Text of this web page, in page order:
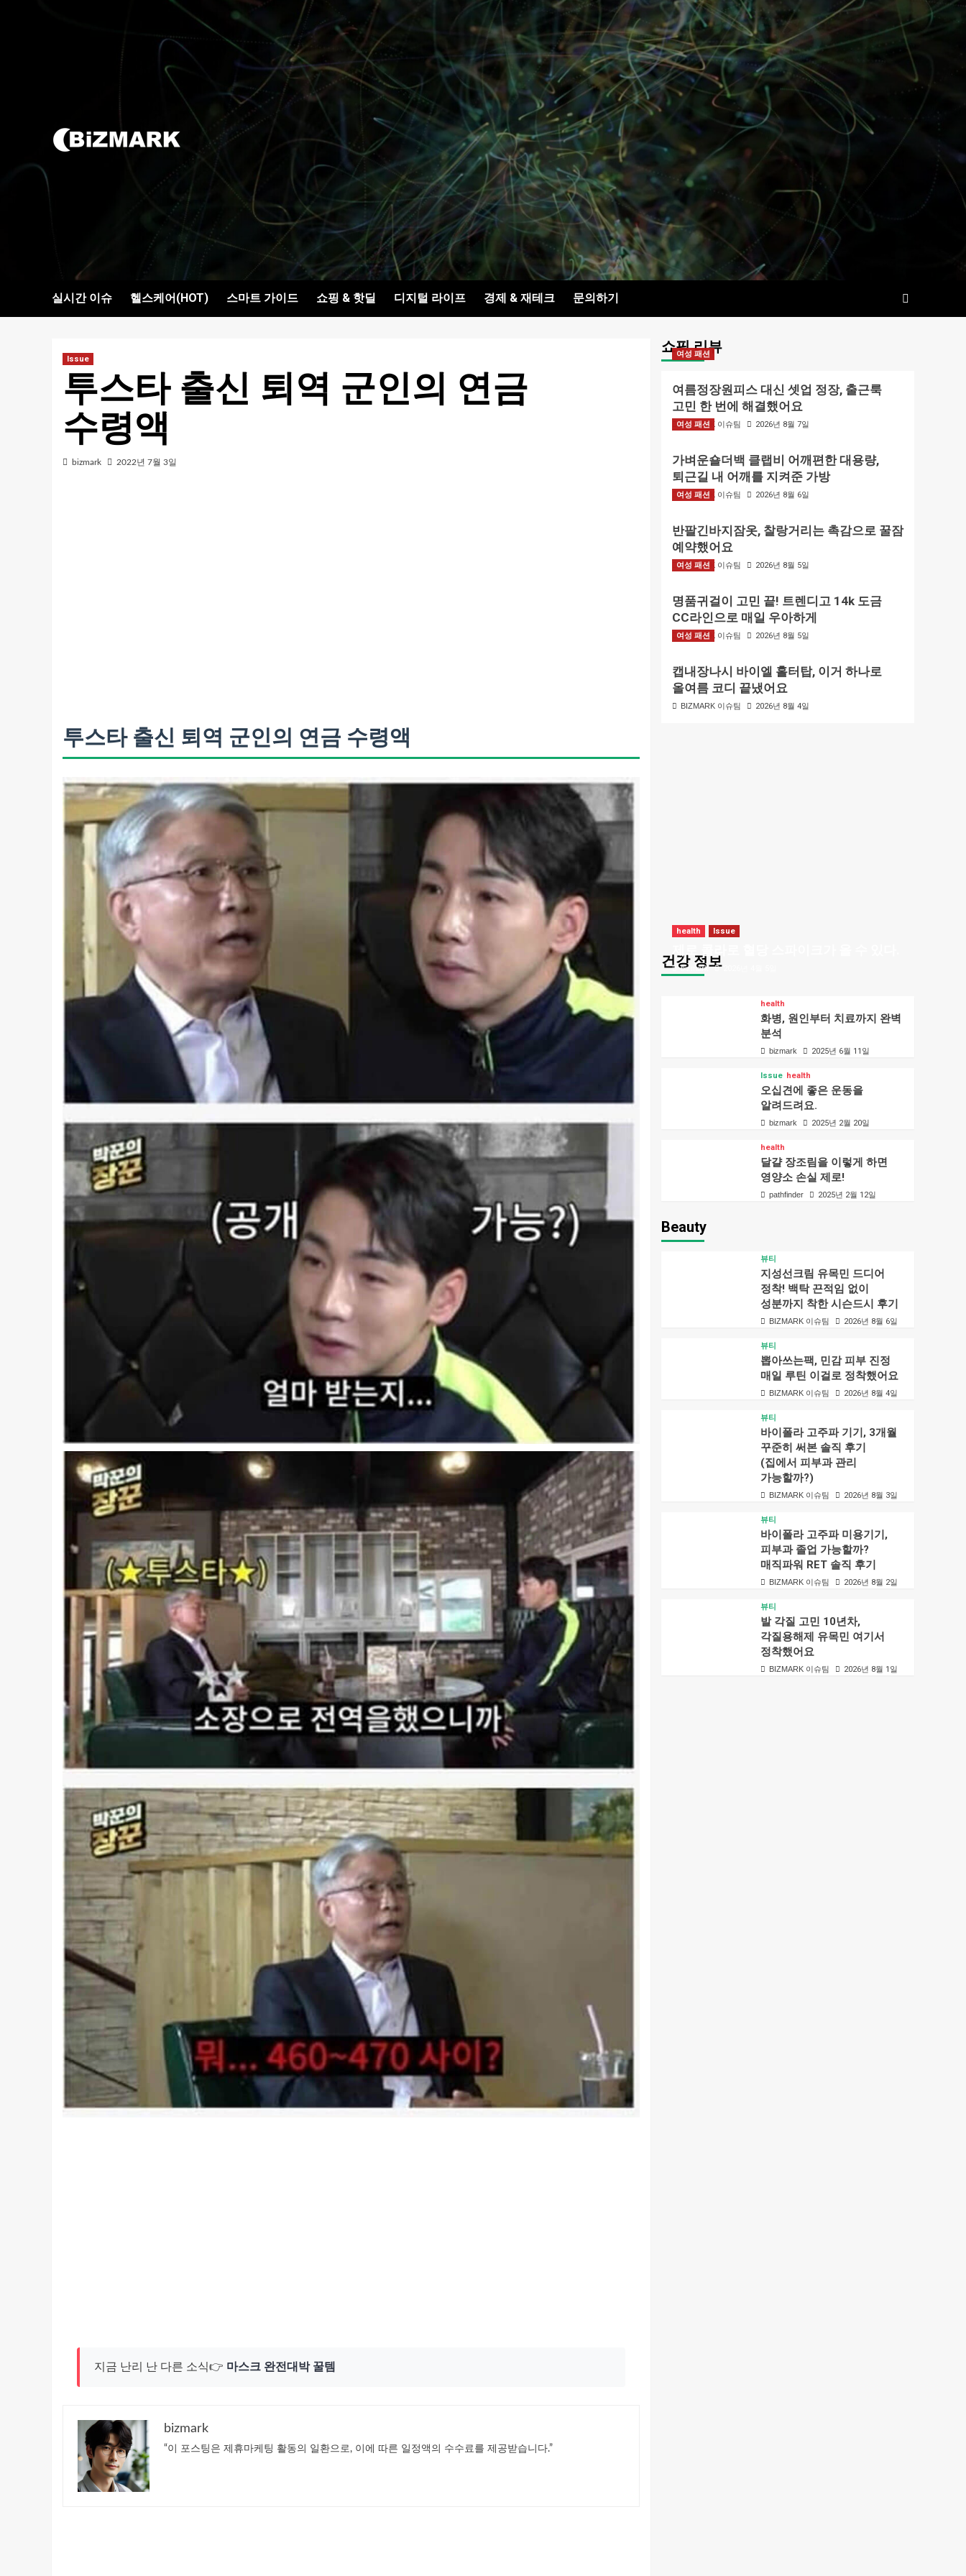
실시간 이슈 헬스케어(HOT) 스마트 가이드 쇼핑 & 핫딜 디지털 라이프 경제 & 재테크 문의하기
Issue
투스타 출신 퇴역 군인의 연금
수령액
bizmark 2022년 7월 3일
투스타 출신 퇴역 군인의 연금 수령액
지금 난리 난 다른 소식👉 마스크 완전대박 꿀템
bizmark
“이 포스팅은 제휴마케팅 활동의 일환으로, 이에 따른 일정액의 수수료를 제공받습니다.”
쇼핑 리뷰
여성 패션
여름정장원피스 대신 셋업 정장, 출근룩
고민 한 번에 해결했어요
BIZMARK 이슈팀 2026년 8월 7일
여성 패션
가벼운숄더백 클랩비 어깨편한 대용량,
퇴근길 내 어깨를 지켜준 가방
BIZMARK 이슈팀 2026년 8월 6일
여성 패션
반팔긴바지잠옷, 찰랑거리는 촉감으로 꿀잠
예약했어요
BIZMARK 이슈팀 2026년 8월 5일
여성 패션
명품귀걸이 고민 끝! 트렌디고 14k 도금
CC라인으로 매일 우아하게
BIZMARK 이슈팀 2026년 8월 5일
여성 패션
캡내장나시 바이엘 홀터탑, 이거 하나로
올여름 코디 끝냈어요
BIZMARK 이슈팀 2026년 8월 4일
건강 정보
health Issue
bizmark
health
화병, 원인부터 치료까지 완벽
분석
bizmark 2025년 6월 11일
Issue health
오십견에 좋은 운동을
알려드려요.
bizmark 2025년 2월 20일
health
달걀 장조림을 이렇게 하면
영양소 손실 제로!
pathfinder 2025년 2월 12일
Beauty
뷰티
지성선크림 유목민 드디어
정착! 백탁 끈적임 없이
성분까지 착한 시슨드시 후기
BIZMARK 이슈팀 2026년 8월 6일
뷰티
뽑아쓰는팩, 민감 피부 진정
매일 루틴 이걸로 정착했어요
BIZMARK 이슈팀 2026년 8월 4일
뷰티
바이폴라 고주파 기기, 3개월
꾸준히 써본 솔직 후기
(집에서 피부과 관리
가능할까?)
BIZMARK 이슈팀 2026년 8월 3일
뷰티
바이폴라 고주파 미용기기,
피부과 졸업 가능할까?
매직파워 RET 솔직 후기
BIZMARK 이슈팀 2026년 8월 2일
뷰티
발 각질 고민 10년차,
각질용해제 유목민 여기서
정착했어요
BIZMARK 이슈팀 2026년 8월 1일